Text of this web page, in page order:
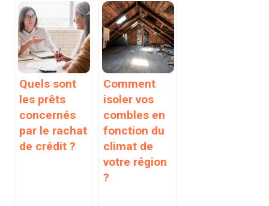
Quels sont
les prêts
concernés
par le rachat
de crédit ?
Comment
isoler vos
combles en
fonction du
climat de
votre région
?